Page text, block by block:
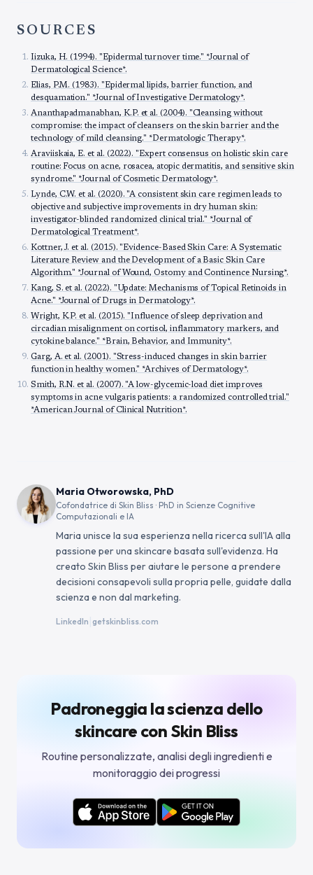
SOURCES
Iizuka, H. (1994). "Epidermal turnover time." *Journal of
Dermatological Science*.
Elias, P.M. (1983). "Epidermal lipids, barrier function, and
desquamation." *Journal of Investigative Dermatology*.
Ananthapadmanabhan, K.P. et al. (2004). "Cleansing without
compromise: the impact of cleansers on the skin barrier and the
technology of mild cleansing." *Dermatologic Therapy*.
Araviiskaia, E. et al. (2022). "Expert consensus on holistic skin care
routine: Focus on acne, rosacea, atopic dermatitis, and sensitive skin
syndrome." *Journal of Cosmetic Dermatology*.
Lynde, C.W. et al. (2020). "A consistent skin care regimen leads to
objective and subjective improvements in dry human skin:
investigator-blinded randomized clinical trial." *Journal of
Dermatological Treatment*.
Kottner, J. et al. (2015). "Evidence-Based Skin Care: A Systematic
Literature Review and the Development of a Basic Skin Care
Algorithm." *Journal of Wound, Ostomy and Continence Nursing*.
Kang, S. et al. (2022). "Update: Mechanisms of Topical Retinoids in
Acne." *Journal of Drugs in Dermatology*.
Wright, K.P. et al. (2015). "Influence of sleep deprivation and
circadian misalignment on cortisol, inflammatory markers, and
cytokine balance." *Brain, Behavior, and Immunity*.
Garg, A. et al. (2001). "Stress-induced changes in skin barrier
function in healthy women." *Archives of Dermatology*.
Smith, R.N. et al. (2007). "A low-glycemic-load diet improves
symptoms in acne vulgaris patients: a randomized controlled trial."
*American Journal of Clinical Nutrition*.
Maria Otworowska, PhD
Cofondatrice di Skin Bliss · PhD in Scienze Cognitive
Computazionali e IA
Maria unisce la sua esperienza nella ricerca sull'IA alla
passione per una skincare basata sull'evidenza. Ha
creato Skin Bliss per aiutare le persone a prendere
decisioni consapevoli sulla propria pelle, guidate dalla
scienza e non dal marketing.
LinkedIn getskinbliss.com
Padroneggia la scienza dello
skincare con Skin Bliss
Routine personalizzate, analisi degli ingredienti e
monitoraggio dei progressi